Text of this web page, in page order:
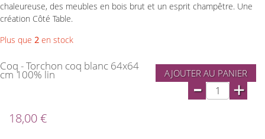
chaleureuse, des meubles en bois brut et un esprit champêtre. Une
création Côté Table.
Plus que 2 en stock
Coq - Torchon coq blanc 64x64
cm 100% lin AJOUTER AU PANIER
- +
18,00 €